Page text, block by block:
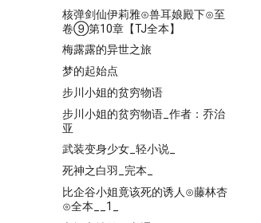
核弹剑仙伊莉雅⊙兽耳娘殿下⊙至
卷⑨第10章【TJ全本】
梅露露的异世之旅
梦的起始点
步川小姐的贫穷物语
步川小姐的贫穷物语_作者：乔治
亚
武装变身少女_轻小说_
死神之白羽_完本_
比企谷小姐竟该死的诱人⊙藤林杏
⊙全本__1_